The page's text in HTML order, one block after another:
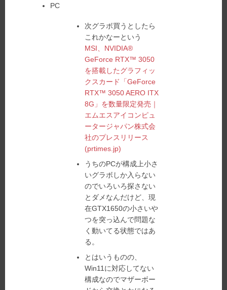
PC
次グラボ買うとしたら
これかなーという
MSI、NVIDIA®
GeForce RTX™ 3050
を搭載したグラフィッ
クスカード「GeForce
RTX™ 3050 AERO ITX
8G」を数量限定発売｜
エムエスアイコンピュ
ータージャパン株式会
社のプレスリリース
(prtimes.jp)
うちのPCが構成上小さ
いグラボしか入らない
のでいろいろ探さない
とダメなんだけど、現
在GTX1650の小さいや
つを突っ込んで問題な
く動いてる状態ではあ
る。
とはいうものの、
Win11に対応してない
構成なのでマザーボー